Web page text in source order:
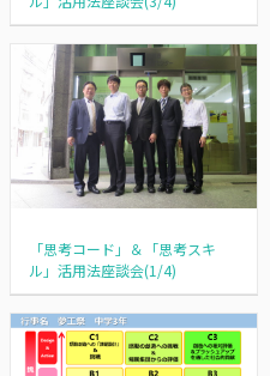
「思考コード」＆「思考スキ
ル」活用法座談会(1/4)